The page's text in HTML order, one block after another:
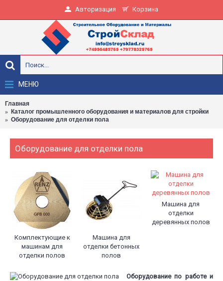
Авторизация Корзина
МЕНЮ
Главная
Каталог промышленного оборудования и материалов для стройки
Оборудование для отделки пола
Оборудование для отделки пола
Комплектующие к
машинам для
отделки полов
Машина для
отделки бетонных
полов
Машина для
отделки
деревянных полов
Оборудование по работе и